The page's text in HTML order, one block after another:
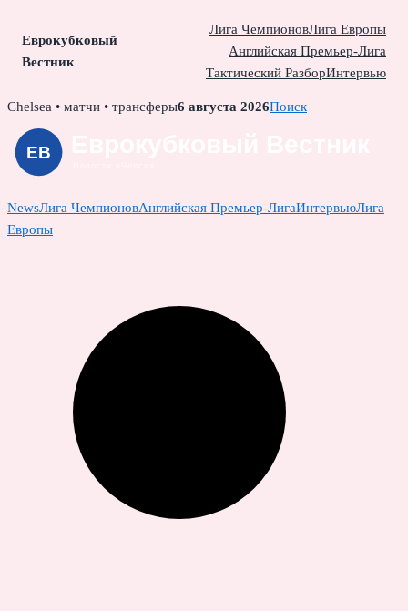
Еврокубковый
Вестник
Лига ЧемпионовЛига Европы
Английская Премьер-Лига
Тактический РазборИнтервью
Skip
content
Chelsea • матчи • трансферы6 августа 2026Поиск
NewsЛига ЧемпионовАнглийская Премьер-ЛигаИнтервьюЛига
Европы